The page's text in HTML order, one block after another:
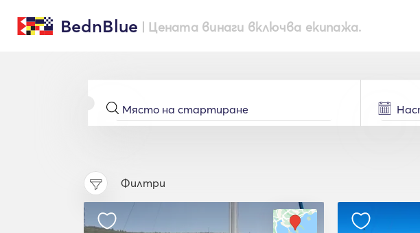
BednBlue | Цената винаги включва екипажа.
Филтри